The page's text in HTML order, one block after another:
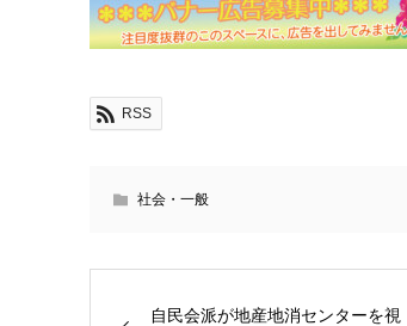
RSS
社会・一般
自民会派が地産地消センターを視